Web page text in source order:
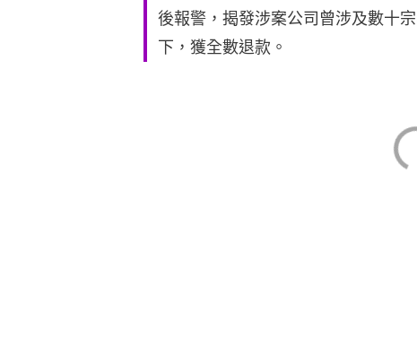
後報警，揭發涉案公司曾涉及數十
下，獲全數退款。